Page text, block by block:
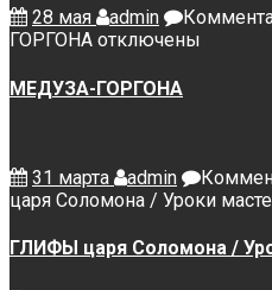
28 мая admin
ГОРГОНА отключены
МЕДУЗА-ГОРГОНА
31 марта admin
царя Соломона / Уроки
ГЛИФЫ царя Соломона /